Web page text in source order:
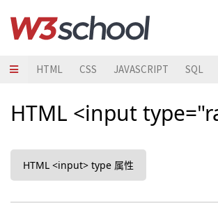
HTML CSS JAVASCRIPT SQL
HTML <input
HTML <input> type 属性